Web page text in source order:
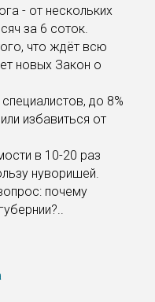
- от нескольких
за 6 соток.
что ждёт всю
новых Закон о
до 8%
избавиться от
в 10-20 раз
нуворишей.
почему